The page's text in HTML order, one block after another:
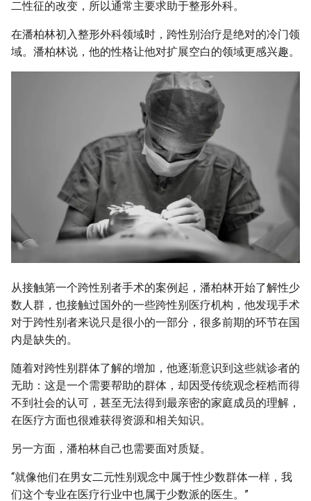
二性征的改变，所以通常主要求助于整形外科。
在潘柏林初入整形外科领域时，跨性别治疗是绝对的冷门领
域。潘柏林说，他的性格让他对扩展空白的领域更感兴趣。
从接触第一个跨性别者手术的案例起，潘柏林开始了解性少
数人群，也接触过国外的一些跨性别医疗机构，他发现手术
对于跨性别者来说只是很小的一部分，很多前期的环节在国
内是缺失的。
随着对跨性别群体了解的增加，他逐渐意识到这些就诊者的
无助：这是一个需要帮助的群体，却因受传统观念桎梏而得
不到社会的认可，甚至无法得到最亲密的家庭成员的理解，
在医疗方面也很难获得资源和相关知识。
另一方面，潘柏林自己也需要面对质疑。
“就像他们在男女二元性别观念中属于性少数群体一样，我
们这个专业在医疗行业中也属于少数派的医生。”